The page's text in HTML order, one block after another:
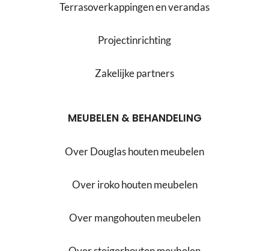
Terrasoverkappingen en verandas
Projectinrichting
Zakelijke partners
MEUBELEN & BEHANDELING
Over Douglas houten meubelen
Over iroko houten meubelen
Over mangohouten meubelen